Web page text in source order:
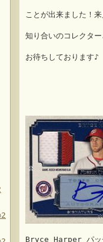
ことが出来ました！
知り合いのコレクタ
お待ちしております♪
Bryce Harper パッ